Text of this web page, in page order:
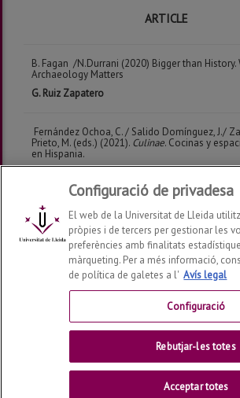
ARTICLE
B. Fagan /N.Durrani (2020) Bigger than History.
Archaeology Matters
G. Ruiz Zapatero
Fernández Ochoa, C. / Salido Domínguez, J./
Prieto, M. (eds.) (2021). Culinae. Cocinas y
en Hispania.
Sancho Rocher, Laura (2021). El nacimiento de
El experimento político ateniense (508-322 a.
I. Garcés
Dades de la revista / Creative
2026Universitat de Lleida - Pl Víctor
Lleida - 34 973 70 20 00
Configuració de privadesa
El web de la Universitat de Lleida
pròpies i de tercers per gestionar les
preferències amb finalitats
màrqueting. Per a més informació,
de política de galetes a l' Avís legal
Configuració
Rebutjar-les totes
Acceptar totes